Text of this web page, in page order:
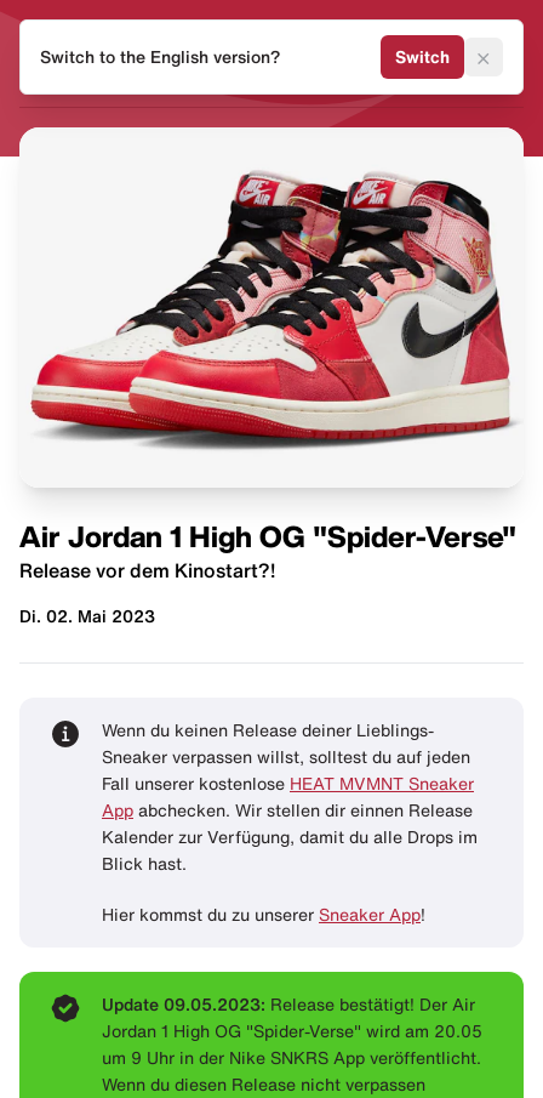
MVMNT
Air Jordan 1 High OG "Spider-Verse"
Release vor dem Kinostart?!
Di. 02. Mai 2023
Wenn du keinen Release deiner Lieblings-
Sneaker verpassen willst, solltest du auf jeden
Fall unserer kostenlose HEAT MVMNT Sneaker
App abchecken. Wir stellen dir einnen Release
Kalender zur Verfügung, damit du alle Drops im
Blick hast.
Hier kommst du zu unserer Sneaker App!
Update 09.05.2023: Release bestätigt! Der Air
Jordan 1 High OG "Spider-Verse" wird am 20.05
um 9 Uhr in der Nike SNKRS App veröffentlicht.
Wenn du diesen Release nicht verpassen
Switch to the English version? Switch ×